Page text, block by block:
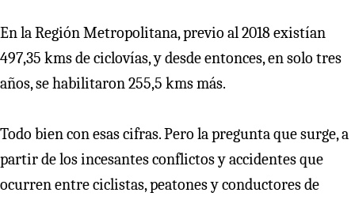
En la Región Metropolitana, previo al 2018 existían
497,35 kms de ciclovías, y desde entonces, en solo tres
años, se habilitaron 255,5 kms más.
Todo bien con esas cifras. Pero la pregunta que surge, a
partir de los incesantes conflictos y accidentes que
ocurren entre ciclistas, peatones y conductores de